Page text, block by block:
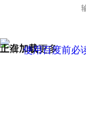
正在加载
上滑加载更多
使用百度前必